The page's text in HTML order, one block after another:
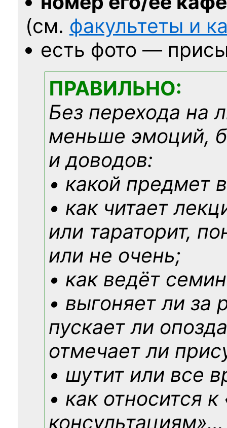
(см. факультеты и
есть фото —
ПРАВИЛЬНО:
Без перехода на
меньше эмоций,
и доводов:
• какой предмет
• как читает
или тараторит,
или не очень;
• как ведёт
• выгоняет ли за
пускает ли
отмечает ли
• шутит или все
• как относится
консультациям»…